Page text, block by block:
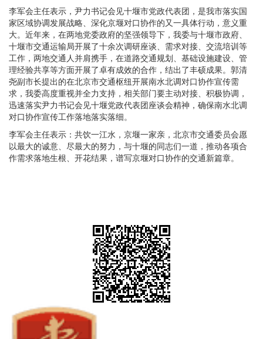
李军会主任表示，尹力书记会见十堰市党政代表团，是我市落实国
家区域协调发展战略、深化京堰对口协作的又一具体行动，意义重
大。近年来，在两地党委政府的坚强领导下，我委与十堰市政府、
十堰市交通运输局开展了十余次调研座谈、需求对接、交流培训等
工作，两地交通人并肩携手，在道路交通规划、基础设施建设、管
理经验共享等方面开展了卓有成效的合作，结出了丰硕成果。郭清
尧副市长提出的在北京市交通枢纽开展南水北调对口协作宣传需
求，我委高度重视并全力支持，相关部门要主动对接、积极协调，
迅速落实尹力书记会见十堰党政代表团座谈会精神，确保南水北调
对口协作宣传工作落地落实落细。
李军会主任表示：共饮一江水，京堰一家亲，北京市交通委员会愿
以最大的诚意、尽最大的努力，与十堰的同志们一道，推动各项合
作需求落地生根、开花结果，谱写京堰对口协作的交通新篇章。